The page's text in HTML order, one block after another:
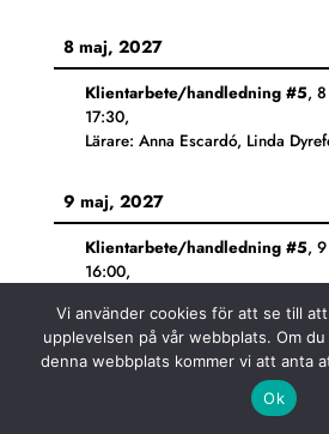
8 maj, 2027
Klientarbete/handledning #5,
17:30,
Lärare: Anna Escardó, Linda
9 maj, 2027
Klientarbete/handledning #5,
16:00,
14 maj, 2027
14 maj, 2027
Vi använder cookies för att se till
upplevelsen på vår webbplats. Om
denna webbplats kommer vi att anta
Ok